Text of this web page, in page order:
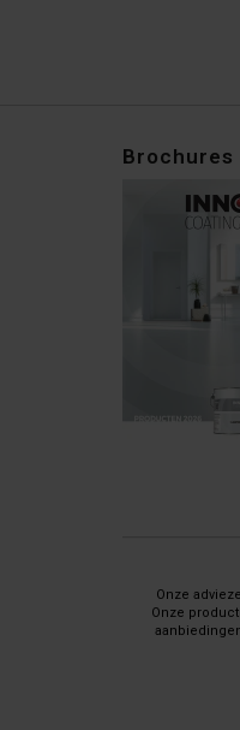
Brochures
Onze
Onze